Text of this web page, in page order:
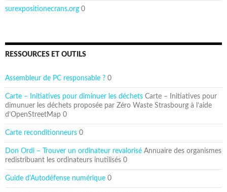
surexpositionecrans.org 0
RESSOURCES ET OUTILS
Assembleur de PC responsable ? 0
Carte – Initiatives pour diminuer les déchets Carte – Initiatives pour
dimunuer les déchets proposée par Zéro Waste Strasbourg à l’aide
d’OpenStreetMap 0
Carte reconditionneurs 0
Don Ordi – Trouver un ordinateur revalorisé Annuaire des organismes
redistribuant les ordinateurs inutilisés 0
Guide d'Autodéfense numérique 0